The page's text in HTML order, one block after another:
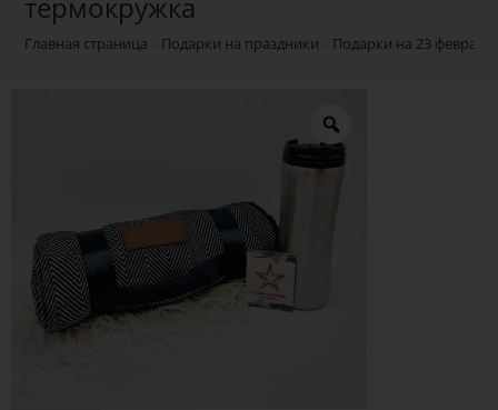
термокружка
Главная страница Подарки на праздники Подарки на 23 февраля